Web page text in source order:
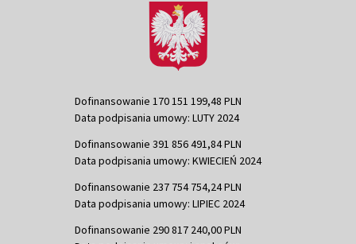
Dofinansowanie 170 151 199,48 PLN
Data podpisania umowy: LUTY 2024
Dofinansowanie 391 856 491,84 PLN
Data podpisania umowy: KWIECIEŃ 2024
Dofinansowanie 237 754 754,24 PLN
Data podpisania umowy: LIPIEC 2024
Dofinansowanie 290 817 240,00 PLN